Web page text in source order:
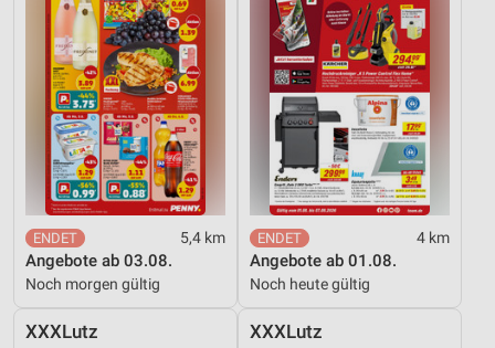
5,4 km
Angebote ab 03.08.
Noch morgen gültig
4 km
Angebote ab 01.08.
Noch heute gültig
XXXLutz XXXLutz